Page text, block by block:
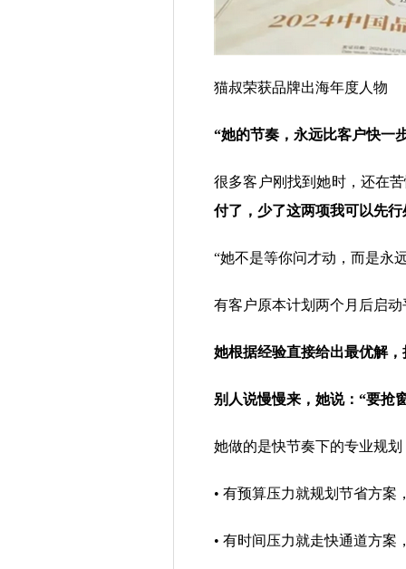
猫叔荣获品牌出海年度人物
“她的节奏，永远比客户快一
很多客户刚找到她时，还在
付了，少了这两项我可以先
“她不是等你问才动，而是永
有客户原本计划两个月后启
她根据经验直接给出最优解
别人说慢慢来，她说：“要抢
她做的是快节奏下的专业规划
• 有预算压力就规划节省方案
• 有时间压力就走快通道方案